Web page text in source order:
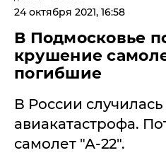
24 октября 2021, 16:58
​В Подмосковье
крушение
погибшие
В России
авиакатастрофа.
самолет "А-22".